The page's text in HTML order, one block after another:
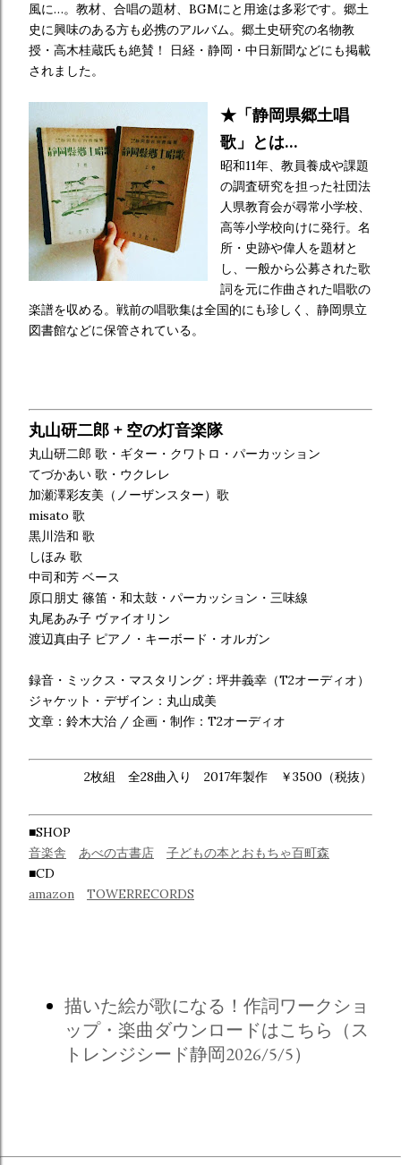
風に…。教材、合唱の題材、BGMにと用途は多彩です。郷土
史に興味のある方も必携のアルバム。郷土史研究の名物教
授・高木桂蔵氏も絶賛！ 日経・静岡・中日新聞などにも掲載
されました。
★「静岡県郷土唱
歌」とは…
昭和11年、教員養成や課題
の調査研究を担った社団法
人県教育会が尋常小学校、
高等小学校向けに発行。名
所・史跡や偉人を題材と
し、一般から公募された歌
詞を元に作曲された唱歌の
楽譜を収める。戦前の唱歌集は全国的にも珍しく、静岡県立
図書館などに保管されている。
丸山研二郎 + 空の灯音楽隊
​丸山研二郎 歌・ギター・クワトロ・パーカッション
てづかあい 歌・ウクレレ
加瀬澤彩友美（ノーザンスター）歌
misato 歌
黒川浩和 歌
しほみ 歌
中司和芳 ベース
原口朋丈 篠笛・和太鼓・パーカッション・三味線
丸尾あみ子 ヴァイオリン
渡辺真由子 ピアノ・キーボード・オルガン
録音・ミックス・マスタリング：坪井義幸（T2オーディオ）
ジャケット・デザイン：丸山成美
文章：鈴木大治 / 企画・制作：T2オーディオ
2枚組 全28曲入り 2017年製作 ￥3500（税抜）
■SHOP
音楽舎
あべの古書店
子どもの本とおもちゃ百町森
■CD
amazon
TOWERRECORDS
描いた絵が歌になる！作詞ワークショ
ップ・楽曲ダウンロードはこちら（ス
トレンジシード静岡2026/5/5）